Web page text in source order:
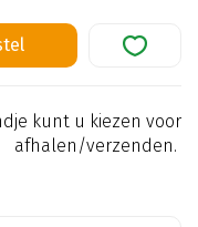
kunt u kiezen voor
afhalen/verzenden.